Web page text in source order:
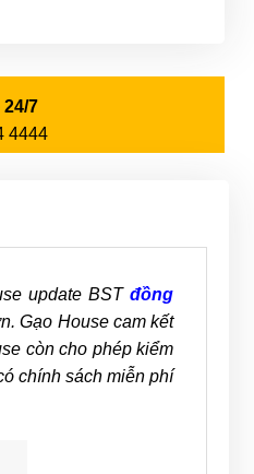
24/7
4444
update BSTđồng
Gạo House cam kết
còn cho phép kiểm
chính sách miễn phí